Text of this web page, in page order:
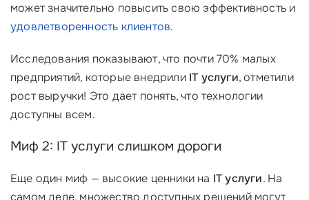
может значительно повысить свою эффективность и
удовлетворенность клиентов.
Исследования показывают, что почти 70% малых
предприятий, которые внедрили IT услуги, отметили
рост выручки! Это дает понять, что технологии
доступны всем.
Миф 2: IT услуги слишком дороги
Еще один миф — высокие ценники на IT услуги. На
самом деле, множество доступных решений могут